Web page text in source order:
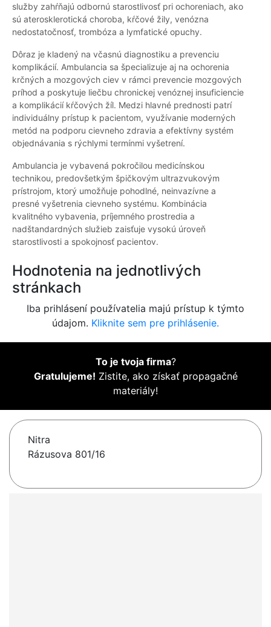
služby zahŕňajú odbornú starostlivosť pri ochoreniach, ako
sú aterosklerotická choroba, kŕčové žily, venózna
nedostatočnosť, trombóza a lymfatické opuchy.
Dôraz je kladený na včasnú diagnostiku a prevenciu
komplikácií. Ambulancia sa špecializuje aj na ochorenia
krčných a mozgových ciev v rámci prevencie mozgových
príhod a poskytuje liečbu chronickej venóznej insuficiencie
a komplikácií kŕčových žíl. Medzi hlavné prednosti patrí
individuálny prístup k pacientom, využívanie moderných
metód na podporu cievneho zdravia a efektívny systém
objednávania s rýchlymi termínmi vyšetrení.
Ambulancia je vybavená pokročilou medicínskou
technikou, predovšetkým špičkovým ultrazvukovým
prístrojom, ktorý umožňuje pohodlné, neinvazívne a
presné vyšetrenia cievneho systému. Kombinácia
kvalitného vybavenia, príjemného prostredia a
nadštandardných služieb zaisťuje vysokú úroveň
starostlivosti a spokojnosť pacientov.
Hodnotenia na jednotlivých
stránkach
Iba prihlásení používatelia majú prístup k týmto
údajom. Kliknite sem pre prihlásenie.
To je tvoja firma?
Gratulujeme! Zistite, ako získať propagačné
materiály!
Nitra
Rázusova 801/16